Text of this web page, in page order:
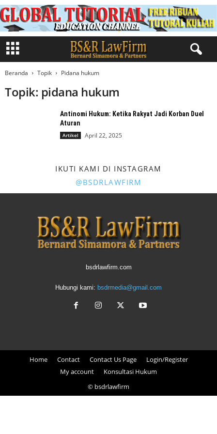
Beranda Topik Pidana hukum
Topik: pidana hukum
Antinomi Hukum: Ketika Rakyat Jadi Korban Duel
Aturan
Artikel April 22, 2025
IKUTI KAMI DI INSTAGRAM
@BSDRLAWFIRM
bsdrlawfirm.com
Hubungi kami: bsdrmedia@gmail.com
Home Contact Contact Us Page
Login/Register
My account
Konsultasi Hukum
© bsdrlawfirm